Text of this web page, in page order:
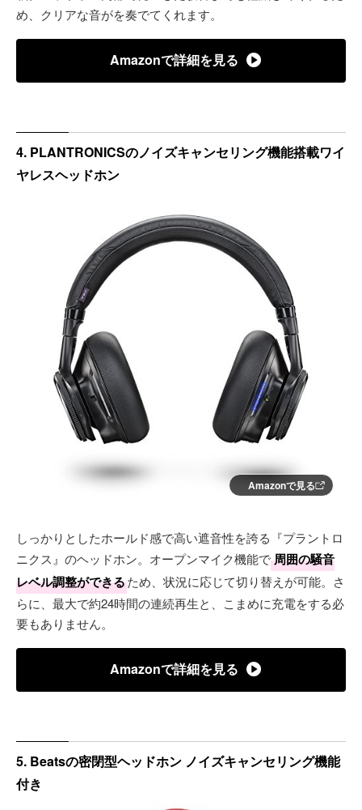
め、クリアな音がを奏でてくれます。
Amazonで詳細を見る
4. PLANTRONICSのノイズキャンセリング機能搭載ワイ
ヤレスヘッドホン
Amazonで見る
しっかりとしたホールド感で高い遮音性を誇る『プラントロ
ニクス』のヘッドホン。オープンマイク機能で周囲の騒音
レベル調整ができるため、状況に応じて切り替えが可能。さ
らに、最大で約24時間の連続再生と、こまめに充電をする必
要もありません。
Amazonで詳細を見る
5. Beatsの密閉型ヘッドホン ノイズキャンセリング機能
付き